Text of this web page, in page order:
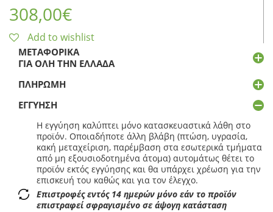
308,00€
Add to wishlist
ΜΕΤΑΦΟΡΙΚΆ
ΓΙΑ ΌΛΗ ΤΗΝ ΕΛΛΆΔΑ
ΠΛΗΡΩΜΉ
ΕΓΓΎΗΣΗ
Η εγγύηση καλύπτει μόνο κατασκευαστικά λάθη στο
προϊόν. Οποιαδήποτε άλλη βλάβη (πτώση, υγρασία,
κακή μεταχείριση, παρέμβαση στα εσωτερικά τμήματα
από μη εξουσιοδοτημένα άτομα) αυτομάτως θέτει το
προϊόν εκτός εγγύησης και θα υπάρχει χρέωση για την
επισκευή του καθώς και για τον έλεγχο.
Επιστροφές εντός 14 ημερών μόνο εάν το προϊόν
επιστραφεί σφραγισμένο σε άψογη κατάσταση